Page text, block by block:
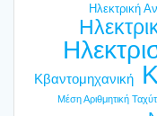
Ηλεκτρική
Κβαντομηχανική
Μέση Αριθμητική